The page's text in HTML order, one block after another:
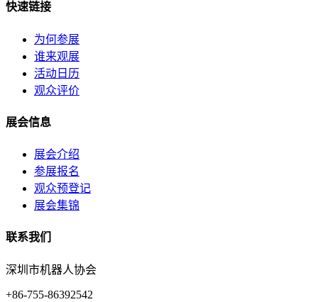
快速链接
为何参展
谁来观展
活动日历
观众评价
展会信息
展会介绍
参展报名
观众预登记
展会集锦
联系我们
深圳市机器人协会
+86-755-86392542